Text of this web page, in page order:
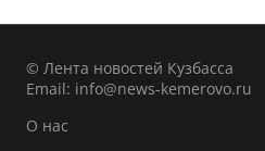
© Лента новостей Кузбасса
Email: info@news-kemerovo.ru
О нас